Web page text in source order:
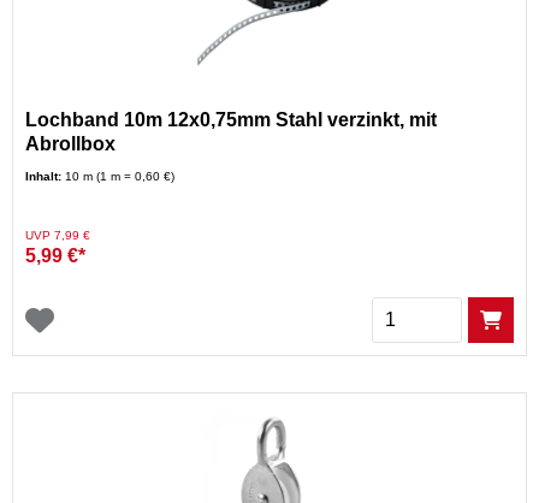
Lochband 10m 12x0,75mm Stahl verzinkt, mit
Abrollbox
Inhalt: 10 m (1 m = 0,60 €)
Preis reduziert von
UVP 7,99 €auf
5,99 €*
Menge